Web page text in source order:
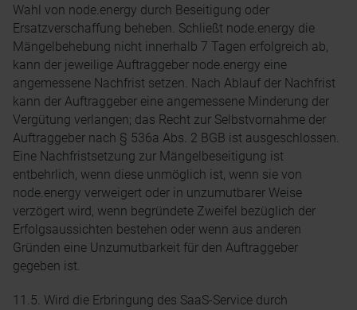
Wahl von node.energy durch Beseitigung oder
Ersatzverschaffung beheben. Schließt node.energy die
Mängelbehebung nicht innerhalb 7 Tagen erfolgreich ab,
kann der jeweilige Auftraggeber node.energy eine
angemessene Nachfrist setzen. Nach Ablauf der Nachfrist
kann der Auftraggeber eine angemessene Minderung der
Vergütung verlangen; das Recht zur Selbstvornahme der
Auftraggeber nach § 536a Abs. 2 BGB ist ausgeschlossen.
Eine Nachfristsetzung zur Mängelbeseitigung ist
entbehrlich, wenn diese unmöglich ist, wenn sie von
node.energy verweigert oder in unzumutbarer Weise
verzögert wird, wenn begründete Zweifel bezüglich der
Erfolgsaussichten bestehen oder wenn aus anderen
Gründen eine Unzumutbarkeit für den Auftraggeber
gegeben ist.
11.5. Wird die Erbringung des SaaS-Service durch